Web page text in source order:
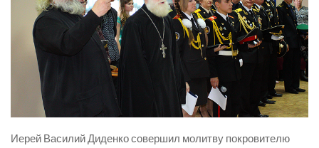
Иерей Василий Диденко совершил молитву покровителю